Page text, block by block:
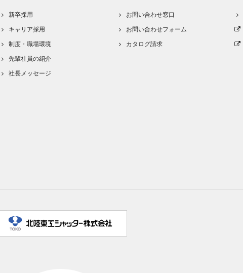
新卒採用
キャリア採用
制度・職場環境
先輩社員の紹介
社長メッセージ
お問い合わせ窓口
お問い合わせフォーム
カタログ請求